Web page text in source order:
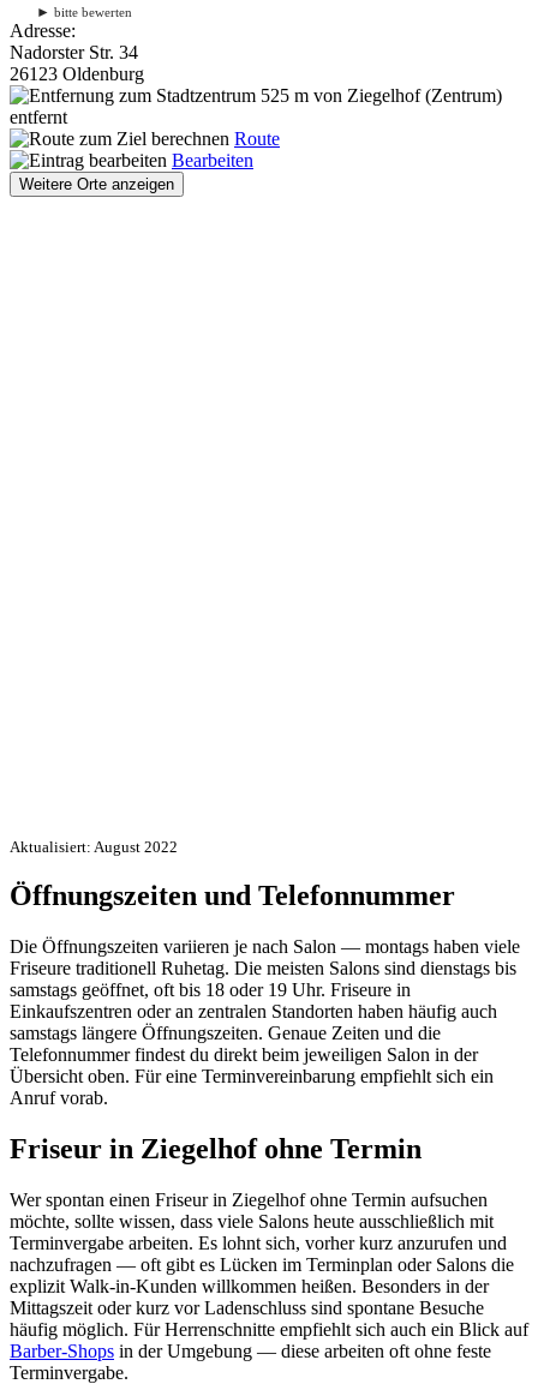
► bitte bewerten
Adresse:
Nadorster Str. 34
26123 Oldenburg
525 m von Ziegelhof (Zentrum)
entfernt
Route
Bearbeiten
Weitere Orte anzeigen
Aktualisiert: August 2022
Öffnungszeiten und Telefonnummer
Die Öffnungszeiten variieren je nach Salon — montags haben viele
Friseure traditionell Ruhetag. Die meisten Salons sind dienstags bis
samstags geöffnet, oft bis 18 oder 19 Uhr. Friseure in
Einkaufszentren oder an zentralen Standorten haben häufig auch
samstags längere Öffnungszeiten. Genaue Zeiten und die
Telefonnummer findest du direkt beim jeweiligen Salon in der
Übersicht oben. Für eine Terminvereinbarung empfiehlt sich ein
Anruf vorab.
Friseur in Ziegelhof ohne Termin
Wer spontan einen Friseur in Ziegelhof ohne Termin aufsuchen
möchte, sollte wissen, dass viele Salons heute ausschließlich mit
Terminvergabe arbeiten. Es lohnt sich, vorher kurz anzurufen und
nachzufragen — oft gibt es Lücken im Terminplan oder Salons die
explizit Walk-in-Kunden willkommen heißen. Besonders in der
Mittagszeit oder kurz vor Ladenschluss sind spontane Besuche
häufig möglich. Für Herrenschnitte empfiehlt sich auch ein Blick auf
Barber-Shops in der Umgebung — diese arbeiten oft ohne feste
Terminvergabe.